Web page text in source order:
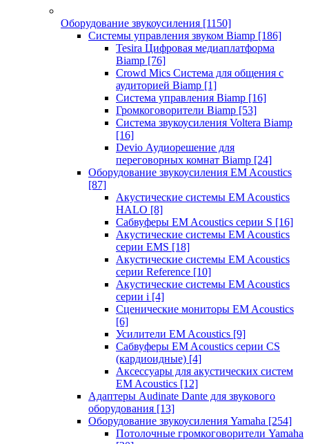
Оборудование звукоусиления [1150]
Системы управления звуком Biamp [186]
Tesira Цифровая медиаплатформа
Biamp [76]
Crowd Mics Система для общения с
аудиторией Biamp [1]
Система управления Biamp [16]
Громкоговорители Biamp [53]
Система звукоусиления Voltera Biamp
[16]
Devio Аудиорешение для
переговорных комнат Biamp [24]
Оборудование звукоусиления EM Acoustics
[87]
Акустические системы EM Acoustics
HALO [8]
Сабвуферы EM Acoustics серии S [16]
Акустические системы EM Acoustics
серии EMS [18]
Акустические системы EM Acoustics
серии Reference [10]
Акустические системы EM Acoustics
серии i [4]
Сценические мониторы EM Acoustics
[6]
Усилители EM Acoustics [9]
Сабвуферы EM Acoustics серии CS
(кардиоидные) [4]
Аксессуары для акустических систем
EM Acoustics [12]
Адаптеры Audinate Dante для звукового
оборудования [13]
Оборудование звукоусиления Yamaha [254]
Потолочные громкоговорители Yamaha